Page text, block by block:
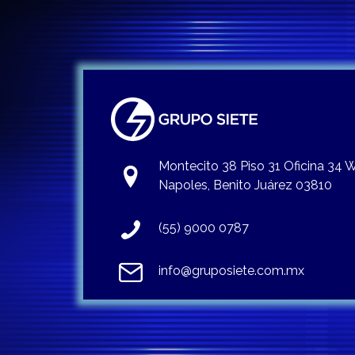
Montecito 38 Piso 31 Oficina 34
Napoles, Benito Juárez 03810
(55) 9000 0787
info@gruposiete.com.mx